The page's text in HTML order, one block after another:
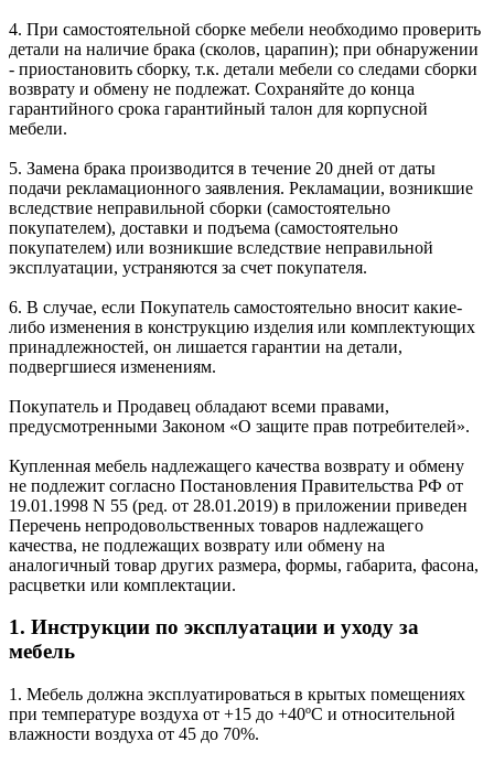
4. При самостоятельной сборке мебели необходимо проверить
детали на наличие брака (сколов, царапин); при обнаружении
- приостановить сборку, т.к. детали мебели со следами сборки
возврату и обмену не подлежат. Сохраняйте до конца
гарантийного срока гарантийный талон для корпусной
мебели.
5. Замена брака производится в течение 20 дней от даты
подачи рекламационного заявления. Рекламации, возникшие
вследствие неправильной сборки (самостоятельно
покупателем), доставки и подъема (самостоятельно
покупателем) или возникшие вследствие неправильной
эксплуатации, устраняются за счет покупателя.
6. В случае, если Покупатель самостоятельно вносит какие-
либо изменения в конструкцию изделия или комплектующих
принадлежностей, он лишается гарантии на детали,
подвергшиеся изменениям.
Покупатель и Продавец обладают всеми правами,
предусмотренными Законом «О защите прав потребителей».
Купленная мебель надлежащего качества возврату и обмену
не подлежит согласно Постановления Правительства РФ от
19.01.1998 N 55 (ред. от 28.01.2019) в приложении приведен
Перечень непродовольственных товаров надлежащего
качества, не подлежащих возврату или обмену на
аналогичный товар других размера, формы, габарита, фасона,
расцветки или комплектации.
1. Инструкции по эксплуатации и уходу за
мебель
1. Мебель должна эксплуатироваться в крытых помещениях
при температуре воздуха от +15 до +40ºС и относительной
влажности воздуха от 45 до 70%.